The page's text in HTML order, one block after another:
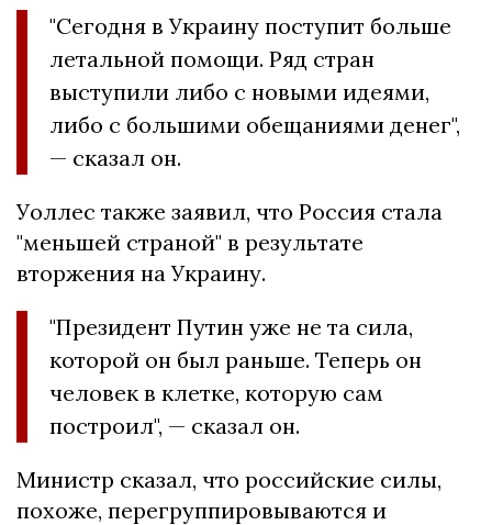
"Сегодня в Украину поступит больше
летальной помощи. Ряд стран
выступили либо с новыми идеями,
либо с большими обещаниями денег",
— сказал он.
Уоллес также заявил, что Россия стала
"меньшей страной" в результате
вторжения на Украину.
"Президент Путин уже не та сила,
которой он был раньше. Теперь он
человек в клетке, которую сам
построил", — сказал он.
Министр сказал, что российские силы,
похоже, перегруппировываются и